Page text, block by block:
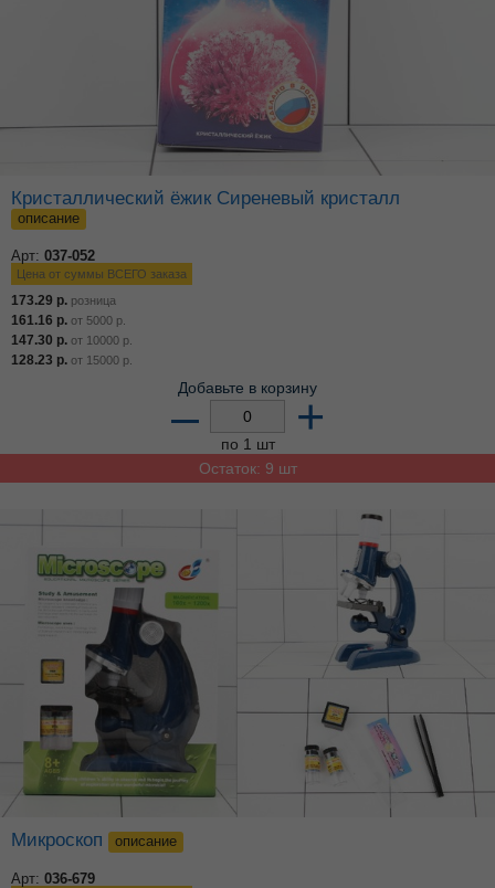
Кристаллический ёжик Сиреневый кристалл
описание
Арт: 037-052
Цена от суммы ВСЕГО заказа
173.29 р. розница
161.16 р. от 5000 р.
147.30 р. от 10000 р.
128.23 р. от 15000 р.
Добавьте в корзину
– +
по 1 шт
Остаток: 9 шт
Микроскоп описание
Арт: 036-679